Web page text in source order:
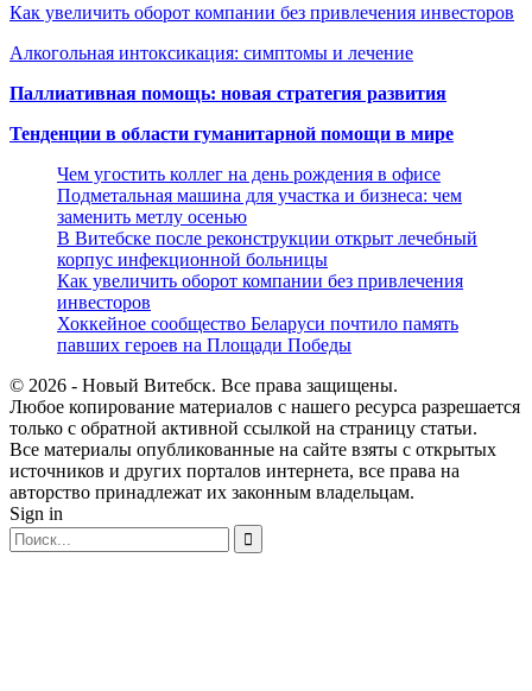
Как увеличить оборот компании без привлечения инвесторов
Алкогольная интоксикация: симптомы и лечение
Паллиативная помощь: новая стратегия развития
Тенденции в области гуманитарной помощи в мире
Чем угостить коллег на день рождения в офисе
Подметальная машина для участка и бизнеса: чем
заменить метлу осенью
В Витебске после реконструкции открыт лечебный
корпус инфекционной больницы
Как увеличить оборот компании без привлечения
инвесторов
Хоккейное сообщество Беларуси почтило память
павших героев на Площади Победы
© 2026 - Новый Витебск. Все права защищены.
Любое копирование материалов с нашего ресурса разрешается
только с обратной активной ссылкой на страницу статьи.
Все материалы опубликованные на сайте взяты с открытых
источников и других порталов интернета, все права на
авторство принадлежат их законным владельцам.
Sign in